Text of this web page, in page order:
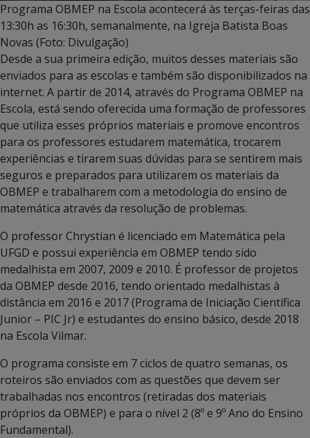
Programa OBMEP na Escola acontecerá às terças-feiras das
13:30h as 16:30h, semanalmente, na Igreja Batista Boas
Novas (Foto: Divulgação)
Desde a sua primeira edição, muitos desses materiais são
enviados para as escolas e também são disponibilizados na
internet. A partir de 2014, através do Programa OBMEP na
Escola, está sendo oferecida uma formação de professores
que utiliza esses próprios materiais e promove encontros
para os professores estudarem matemática, trocarem
experiências e tirarem suas dúvidas para se sentirem mais
seguros e preparados para utilizarem os materiais da
OBMEP e trabalharem com a metodologia do ensino de
matemática através da resolução de problemas.
O professor Chrystian é licenciado em Matemática pela
UFGD e possui experiência em OBMEP tendo sido
medalhista em 2007, 2009 e 2010. É professor de projetos
da OBMEP desde 2016, tendo orientado medalhistas à
distância em 2016 e 2017 (Programa de Iniciação Científica
Junior – PIC Jr) e estudantes do ensino básico, desde 2018
na Escola Vilmar.
O programa consiste em 7 ciclos de quatro semanas, os
roteiros são enviados com as questões que devem ser
trabalhadas nos encontros (retiradas dos materiais
próprios da OBMEP) e para o nível 2 (8º e 9º Ano do Ensino
Fundamental).